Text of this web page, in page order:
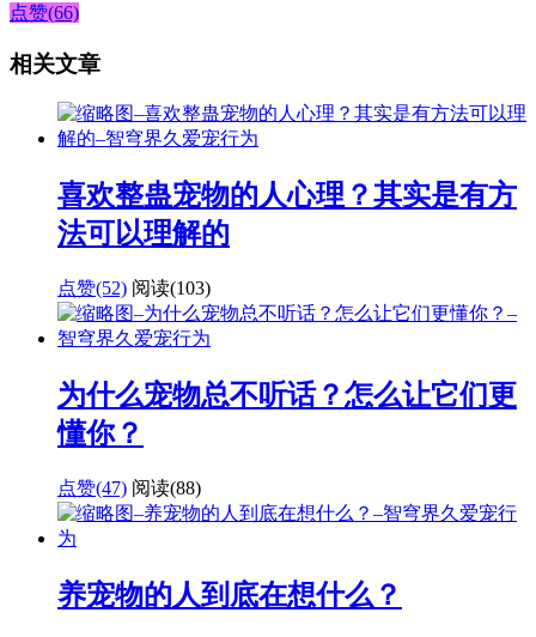
点赞(66)
相关文章
喜欢整蛊宠物的人心理？其实是有方
法可以理解的
点赞(52) 阅读(103)
为什么宠物总不听话？怎么让它们更
懂你？
点赞(47) 阅读(88)
养宠物的人到底在想什么？